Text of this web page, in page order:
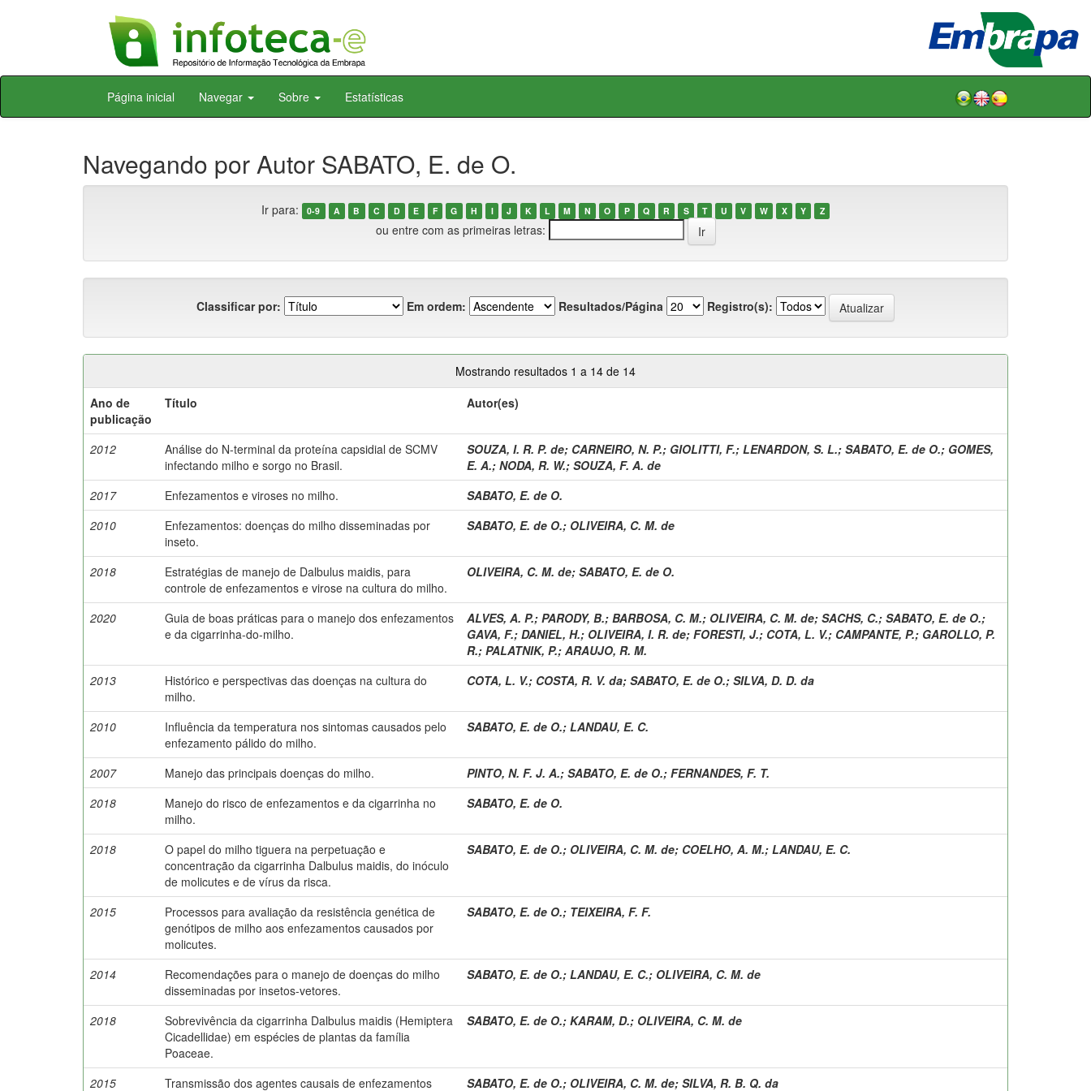
Skip
Página inicial Navegar Sobre Estatísticas
Navegando por Autor SABATO, E. de O.
Ir para: 0-9 A B C D E F G H I J K L M N O P Q R S T U V W X Y Z
ou entre com as primeiras letras:
Classificar por: Em ordem: Resultados/Página Registro(s):
Mostrando resultados 1 a 14 de 14
Ano de
publicação
Título Autor(es)
2012
Análise do N-terminal da proteína capsidial de SCMV
infectando milho e sorgo no Brasil.
SOUZA, I. R. P. de; CARNEIRO, N. P.; GIOLITTI, F.; LENARDON, S. L.; SABATO, E. de O.; GOMES,
E. A.; NODA, R. W.; SOUZA, F. A. de
2017
Enfezamentos e viroses no milho.
SABATO, E. de O.
2010
Enfezamentos: doenças do milho disseminadas por
inseto.
SABATO, E. de O.; OLIVEIRA, C. M. de
2018
Estratégias de manejo de Dalbulus maidis, para
controle de enfezamentos e virose na cultura do milho.
OLIVEIRA, C. M. de; SABATO, E. de O.
2020
Guia de boas práticas para o manejo dos enfezamentos
e da cigarrinha-do-milho.
ALVES, A. P.; PARODY, B.; BARBOSA, C. M.; OLIVEIRA, C. M. de; SACHS, C.; SABATO, E. de O.;
GAVA, F.; DANIEL, H.; OLIVEIRA, I. R. de; FORESTI, J.; COTA, L. V.; CAMPANTE, P.; GAROLLO, P.
R.; PALATNIK, P.; ARAUJO, R. M.
2013
Histórico e perspectivas das doenças na cultura do
milho.
COTA, L. V.; COSTA, R. V. da; SABATO, E. de O.; SILVA, D. D. da
2010
Influência da temperatura nos sintomas causados pelo
enfezamento pálido do milho.
SABATO, E. de O.; LANDAU, E. C.
2007 Manejo das principais doenças do milho. PINTO, N. F. J. A.; SABATO, E. de O.; FERNANDES, F. T.
2018
Manejo do risco de enfezamentos e da cigarrinha no
milho.
SABATO, E. de O.
2018
O papel do milho tiguera na perpetuação e
concentração da cigarrinha Dalbulus maidis, do inóculo
de molicutes e de vírus da risca.
SABATO, E. de O.; OLIVEIRA, C. M. de; COELHO, A. M.; LANDAU, E. C.
2015
Processos para avaliação da resistência genética de
genótipos de milho aos enfezamentos causados por
molicutes.
SABATO, E. de O.; TEIXEIRA, F. F.
2014
Recomendações para o manejo de doenças do milho
disseminadas por insetos-vetores.
SABATO, E. de O.; LANDAU, E. C.; OLIVEIRA, C. M. de
2018
Sobrevivência da cigarrinha Dalbulus maidis (Hemiptera
Cicadellidae) em espécies de plantas da família
Poaceae.
SABATO, E. de O.; KARAM, D.; OLIVEIRA, C. M. de
2015
Transmissão dos agentes causais de enfezamentos
SABATO, E. de O.; OLIVEIRA, C. M. de; SILVA, R. B. Q. da